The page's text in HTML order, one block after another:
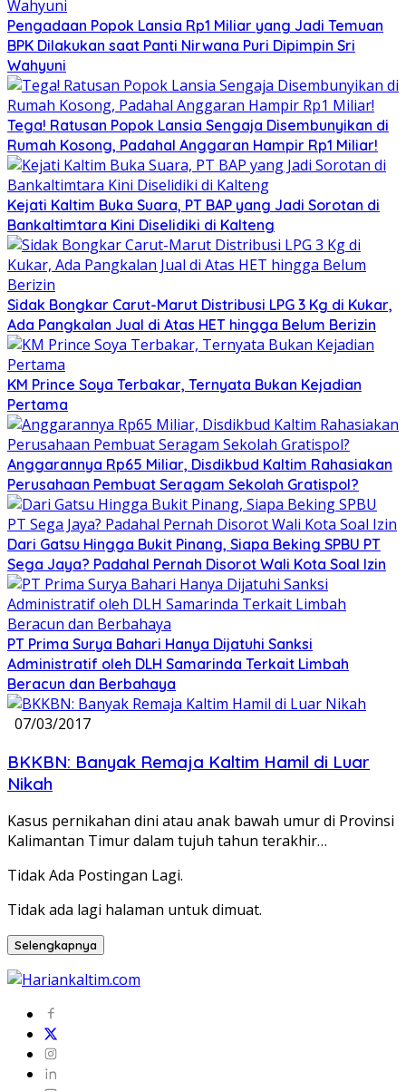
Pengadaan Popok Lansia Rp1 Miliar yang Jadi Temuan
BPK Dilakukan saat Panti Nirwana Puri Dipimpin Sri
Wahyuni
Tega! Ratusan Popok Lansia Sengaja Disembunyikan di
Rumah Kosong, Padahal Anggaran Hampir Rp1 Miliar!
Kejati Kaltim Buka Suara, PT BAP yang Jadi Sorotan di
Bankaltimtara Kini Diselidiki di Kalteng
Sidak Bongkar Carut-Marut Distribusi LPG 3 Kg di Kukar,
Ada Pangkalan Jual di Atas HET hingga Belum Berizin
KM Prince Soya Terbakar, Ternyata Bukan Kejadian
Pertama
Anggarannya Rp65 Miliar, Disdikbud Kaltim Rahasiakan
Perusahaan Pembuat Seragam Sekolah Gratispol?
Dari Gatsu Hingga Bukit Pinang, Siapa Beking SPBU PT
Sega Jaya? Padahal Pernah Disorot Wali Kota Soal Izin
PT Prima Surya Bahari Hanya Dijatuhi Sanksi
Administratif oleh DLH Samarinda Terkait Limbah
Beracun dan Berbahaya
07/03/2017
BKKBN: Banyak Remaja Kaltim Hamil di Luar
Nikah
Kasus pernikahan dini atau anak bawah umur di Provinsi
Kalimantan Timur dalam tujuh tahun terakhir…
Tidak Ada Postingan Lagi.
Tidak ada lagi halaman untuk dimuat.
Selengkapnya